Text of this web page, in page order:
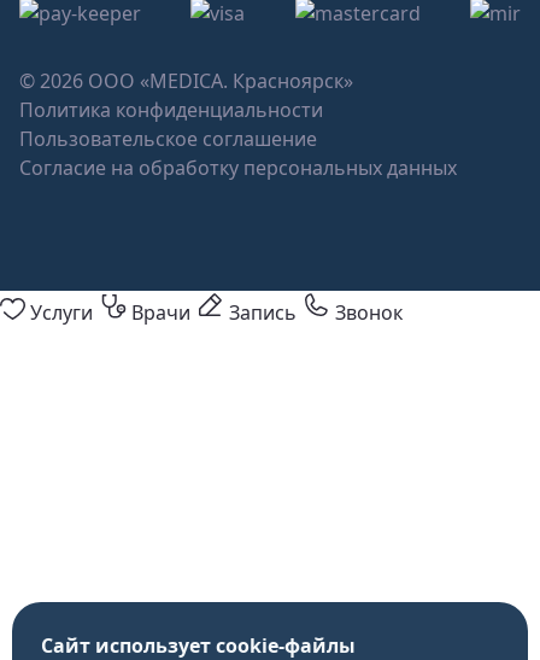
© 2026 ООО «MEDICA. Красноярск»
Политика конфиденциальности
Пользовательское соглашение
Согласие на обработку персональных данных
Услуги Врачи Запись Звонок
Сайт использует cookie-файлы